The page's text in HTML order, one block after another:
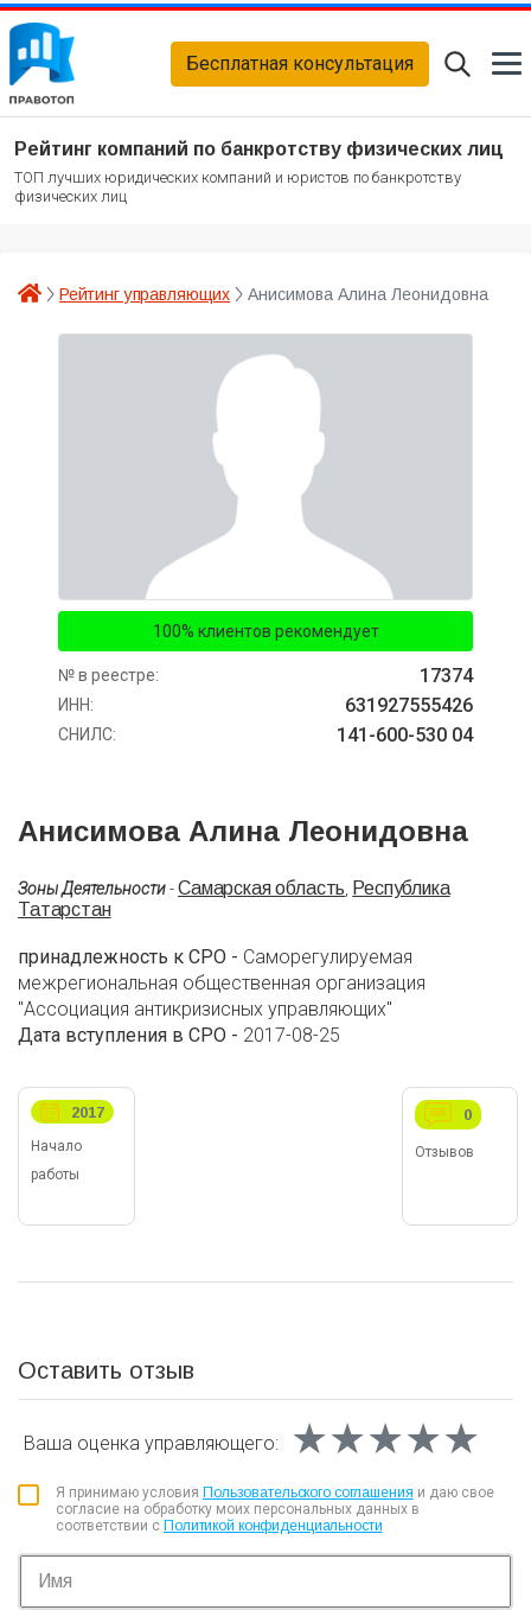
Бесплатная консультация
Рейтинг компаний по банкротству физических лиц
ТОП лучших юридических компаний и юристов по банкротству
физических лиц
Рейтинг управляющих Анисимова Алина Леонидовна
100% клиентов рекомендует
№ в реестре: 17374
ИНН: 631927555426
СНИЛС: 141-600-530 04
Анисимова Алина Леонидовна
Зоны Деятельности-Самарская область, Республика
Татарстан
принадлежность к СРО - Саморегулируемая
межрегиональная общественная организация
"Ассоциация антикризисных управляющих"
Дата вступления в СРО - 2017-08-25
Начало
работы
2017
Отзывов
0
Оставить отзыв
Ваша оценка управляющего: ★★★★★
★★★★★
★★★★★
Я принимаю условия Пользовательского соглашения и даю свое
согласие на обработку моих персональных данных в
соответствии с Политикой конфиденциальности